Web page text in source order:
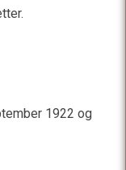
1922 og